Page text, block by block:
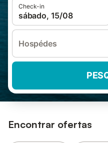
Check-in
sábado, 15/08
Hospédes
Encontrar ofertas